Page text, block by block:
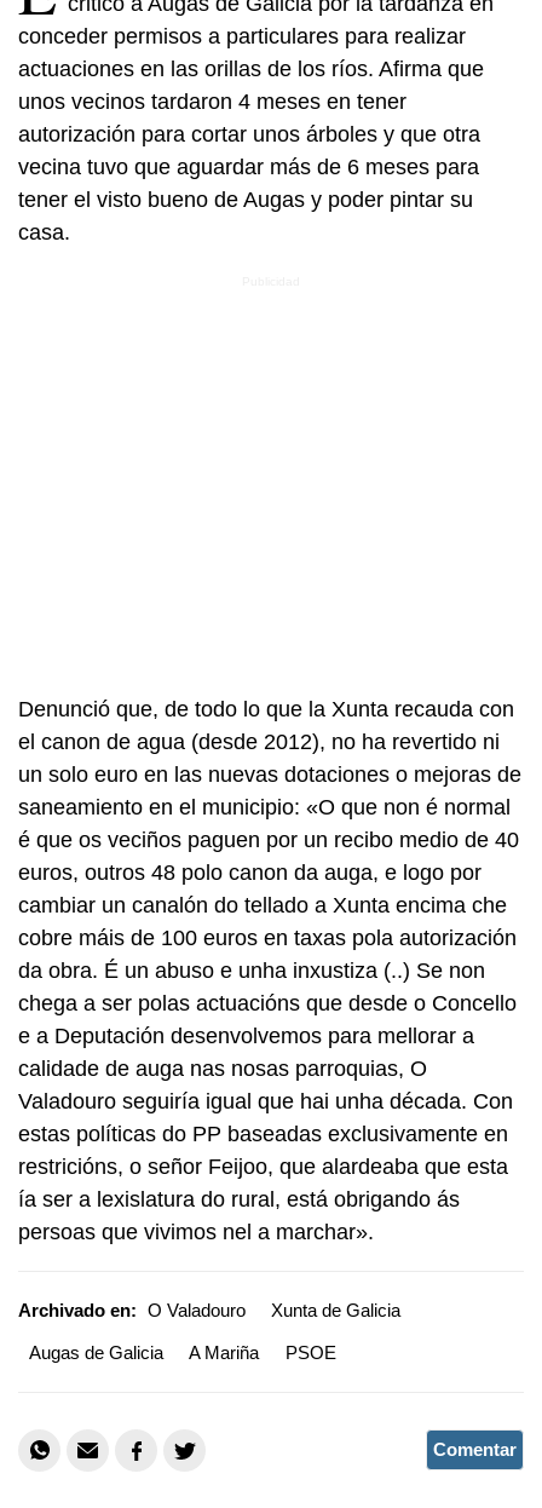
conceder permisos a particulares para realizar
actuaciones en las orillas de los ríos. Afirma que
unos vecinos tardaron 4 meses en tener
autorización para cortar unos árboles y que otra
vecina tuvo que aguardar más de 6 meses para
tener el visto bueno de Augas y poder pintar su
casa.
Denunció que, de todo lo que la Xunta recauda con
el canon de agua (desde 2012), no ha revertido ni
un solo euro en las nuevas dotaciones o mejoras de
saneamiento en el municipio: «O que non é normal
é que os veciños paguen por un recibo medio de 40
euros, outros 48 polo canon da auga, e logo por
cambiar un canalón do tellado a Xunta encima che
cobre máis de 100 euros en taxas pola autorización
da obra. É un abuso e unha inxustiza (..) Se non
chega a ser polas actuacións que desde o Concello
e a Deputación desenvolvemos para mellorar a
calidade de auga nas nosas parroquias, O
Valadouro seguiría igual que hai unha década. Con
estas políticas do PP baseadas exclusivamente en
restricións, o señor Feijoo, que alardeaba que esta
ía ser a lexislatura do rural, está obrigando ás
persoas que vivimos nel a marchar».
Archivado en: O Valadouro Xunta de Galicia
Augas de Galicia A Mariña PSOE
Comentar